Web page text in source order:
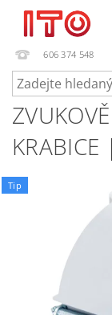
606 374 548
Tip